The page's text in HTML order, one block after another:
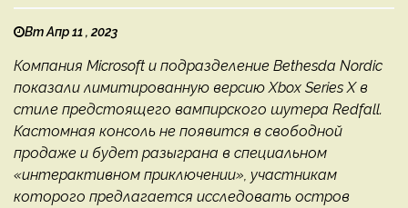
Вт Апр 11 , 2023
Компания Microsoft и подразделение Bethesda Nordic
показали лимитированную версию Xbox Series X в
стиле предстоящего вампирского шутера Redfall.
Кастомная консоль не появится в свободной
продаже и будет разыграна в специальном
«интерактивном приключении», участникам
которого предлагается исследовать остров